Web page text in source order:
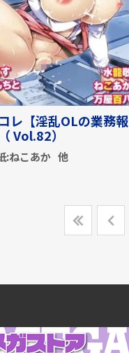
レ【淫乱OLの業務報
Vol.82）
:ねこあか 他